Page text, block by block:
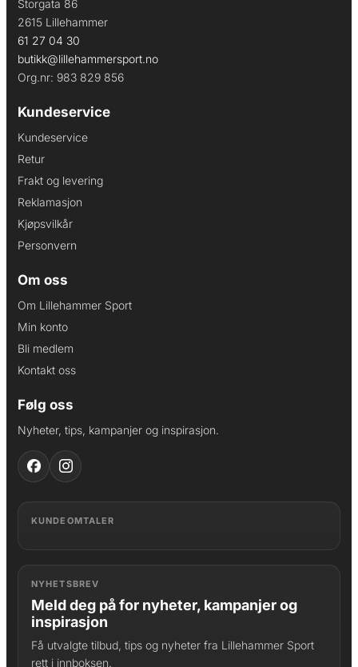
Storgata 86
2615 Lillehammer
61 27 04 30
butikk@lillehammersport.no
Org.nr: 983 829 856
Kundeservice
Kundeservice
Retur
Frakt og levering
Reklamasjon
Kjøpsvilkår
Personvern
Om oss
Om Lillehammer Sport
Min konto
Bli medlem
Kontakt oss
Følg oss
Nyheter, tips, kampanjer og inspirasjon.
KUNDEOMTALER
NYHETSBREV
Meld deg på for nyheter, kampanjer og
inspirasjon
Få utvalgte tilbud, tips og nyheter fra Lillehammer Sport
rett i innboksen.